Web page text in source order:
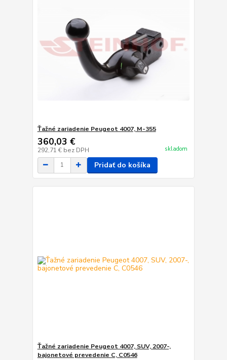
Ťažné zariadenie Peugeot 4007, M-355
360,03 €
292,71 € bez DPH skladom
Pridať do košíka
Ťažné zariadenie Peugeot 4007, SUV, 2007-,
bajonetové prevedenie C, C0546